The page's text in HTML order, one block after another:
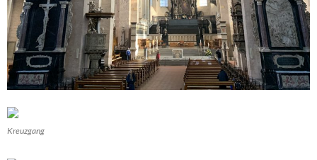
Kreuzgang